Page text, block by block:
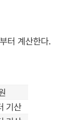
터 계산한다.
기산